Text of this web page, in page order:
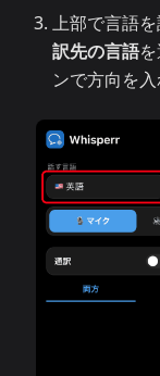
上部で言語を
訳先の言語
ンで方向を